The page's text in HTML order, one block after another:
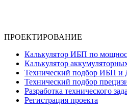
ПРОЕКТИРОВАНИЕ
Калькулятор ИБП по
Калькулятор
Технический подбор ИБП и
Технический подбор
Разработка технического
Регистрация проекта